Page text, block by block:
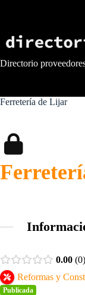
Directorio
Ferretería de Lijar
0.00 0
Reformas y
Publicada